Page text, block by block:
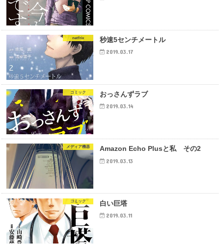
netfrix 秒速5センチメートル
2019.03.17
コミック おっさんずラブ
2019.03.14
メディア機器 Amazon Echo Plusと私 その2
2019.03.13
コミック 白い巨塔
2019.03.11